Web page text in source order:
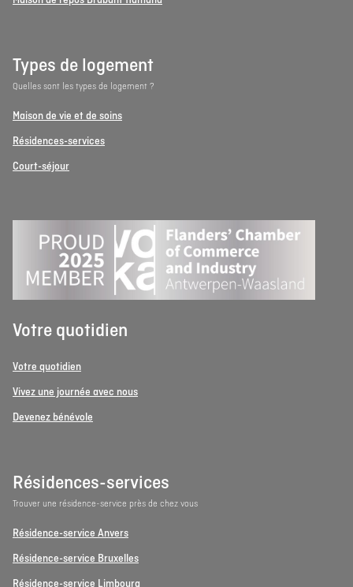
Types de logement
Quelles sont les types de logement ?
Maison de vie et de soins
Résidences-services
Court-séjour
Votre quotidien
Votre quotidien
Vivez une journée avec nous
Devenez bénévole
Résidences-services
Trouver une résidence-service près de chez vous
Résidence-service Anvers
Résidence-service Bruxelles